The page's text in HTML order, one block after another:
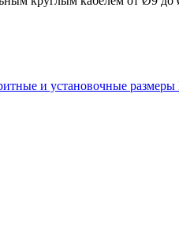
и установочные размеры